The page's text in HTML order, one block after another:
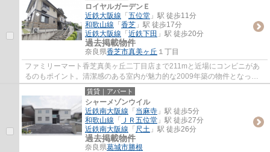
ロイヤルガーデンＥ
近鉄大阪線 「 五位堂 」駅 徒歩11分
和歌山線 「 香芝 」駅 徒歩17分
近鉄大阪線 「 近鉄下田 」駅 徒歩20分
過去掲載物件
奈良県香芝市真美ヶ丘 １丁目
ファミリーマート香芝真美ヶ丘二丁目店まで211mと近場にコンビニがあ
るのもポイント。清潔感のある室内が魅力的な2009年築の物件となって
おり、一押しです。使い勝手の良いアパートで...
賃貸｜アパート
シャーメゾンウイル
近鉄南大阪線 「 当麻寺 」駅 徒歩5分
和歌山線 「 ＪＲ五位堂 」駅 徒歩27分
近鉄南大阪線 「 尺土 」駅 徒歩26分
過去掲載物件
奈良県葛城市勝根